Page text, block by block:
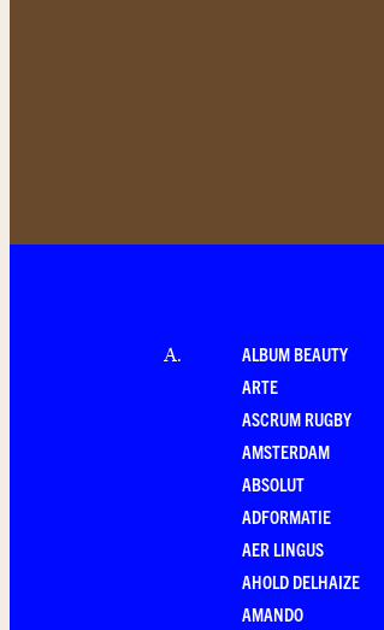
A.
ALBUM BEAUTY
ARTE
ASCRUM RUGBY
AMSTERDAM
ABSOLUT
ADFORMATIE
AER LINGUS
AHOLD DELHAIZE
AMANDO